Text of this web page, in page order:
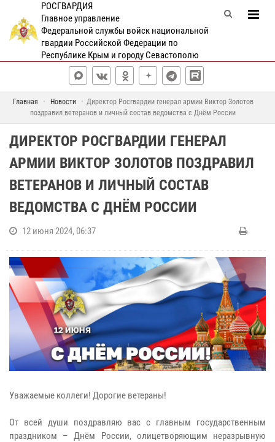
РОСГВАРДИЯ
Главное управление
Федеральной службы войск национальной
гвардии Российской Федерации по
Республике Крым и городу Севастополю
Главная Новости
Директор Росгвардии генерал армии Виктор Золотов
поздравил ветеранов и личный состав ведомства с Днём России
ДИРЕКТОР РОСГВАРДИИ ГЕНЕРАЛ
АРМИИ ВИКТОР ЗОЛОТОВ ПОЗДРАВИЛ
ВЕТЕРАНОВ И ЛИЧНЫЙ СОСТАВ
ВЕДОМСТВА С ДНЁМ РОССИИ
12 июня 2024, 06:37
Уважаемые коллеги! Дорогие ветераны!
От всей души поздравляю вас с главным государственным
праздником – Днём России, олицетворяющим неразрывную